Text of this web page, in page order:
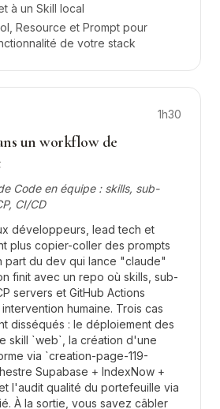
à un Skill local
Resource et Prompt pour
de votre stack
1h30
un workflow de
Code en équipe : skills, sub-
CI/CD
développeurs, lead tech et
plus copier-coller des prompts
part du dev qui lance "claude"
finit avec un repo où skills, sub-
servers et GitHub Actions
humaine. Trois cas
disséqués : le déploiement des
skill `web`, la création d'une
via `creation-page-119-
Supabase + IndexNow +
l'audit qualité du portefeuille via
À la sortie, vous savez câbler